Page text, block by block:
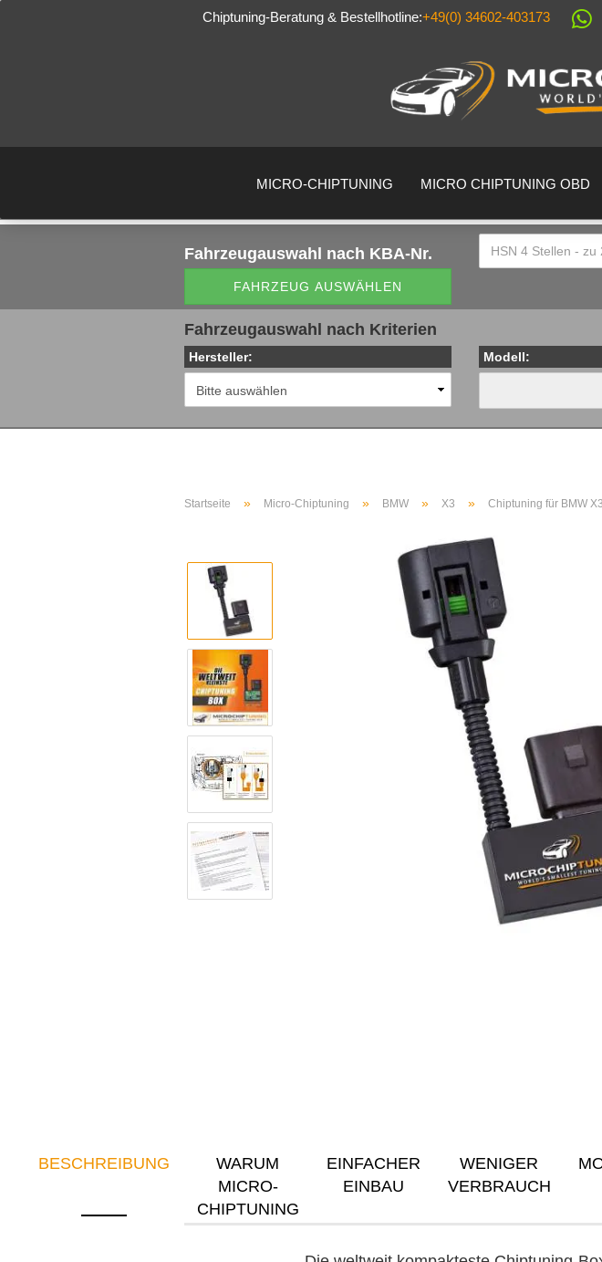
Chiptuning-Beratung & Bestellhotline:+49(0) 34602-403173
MICRO-CHIPTUNING MICRO CHIPTUNING OBD
Fahrzeugauswahl nach KBA-Nr.
FAHRZEUG AUSWÄHLEN
Fahrzeugauswahl nach Kriterien
Hersteller: Modell:
Startseite » Micro-Chiptuning » BMW » X3 » Chiptuning für BMW
BESCHREIBUNG
WARUM
MICRO-
CHIPTUNING
EINFACHER
EINBAU
WENIGER
VERBRAUCH